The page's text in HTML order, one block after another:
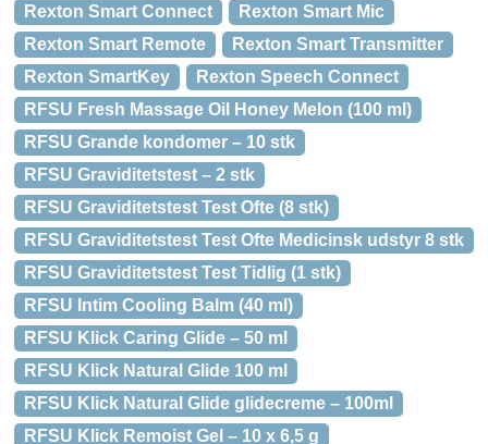
Rexton Smart Connect
Rexton Smart Mic
Rexton Smart Remote
Rexton Smart Transmitter
Rexton SmartKey
Rexton Speech Connect
RFSU Fresh Massage Oil Honey Melon (100 ml)
RFSU Grande kondomer – 10 stk
RFSU Graviditetstest – 2 stk
RFSU Graviditetstest Test Ofte (8 stk)
RFSU Graviditetstest Test Ofte Medicinsk udstyr 8 stk
RFSU Graviditetstest Test Tidlig (1 stk)
RFSU Intim Cooling Balm (40 ml)
RFSU Klick Caring Glide – 50 ml
RFSU Klick Natural Glide 100 ml
RFSU Klick Natural Glide glidecreme – 100ml
RFSU Klick Remoist Gel – 10 x 6,5 g